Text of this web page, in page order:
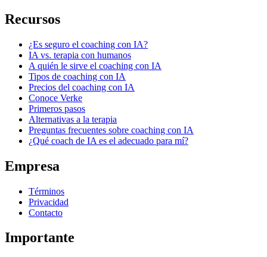
Recursos
¿Es seguro el coaching con IA?
IA vs. terapia con humanos
A quién le sirve el coaching con IA
Tipos de coaching con IA
Precios del coaching con IA
Conoce Verke
Primeros pasos
Alternativas a la terapia
Preguntas frecuentes sobre coaching con IA
¿Qué coach de IA es el adecuado para mí?
Empresa
Términos
Privacidad
Contacto
Importante